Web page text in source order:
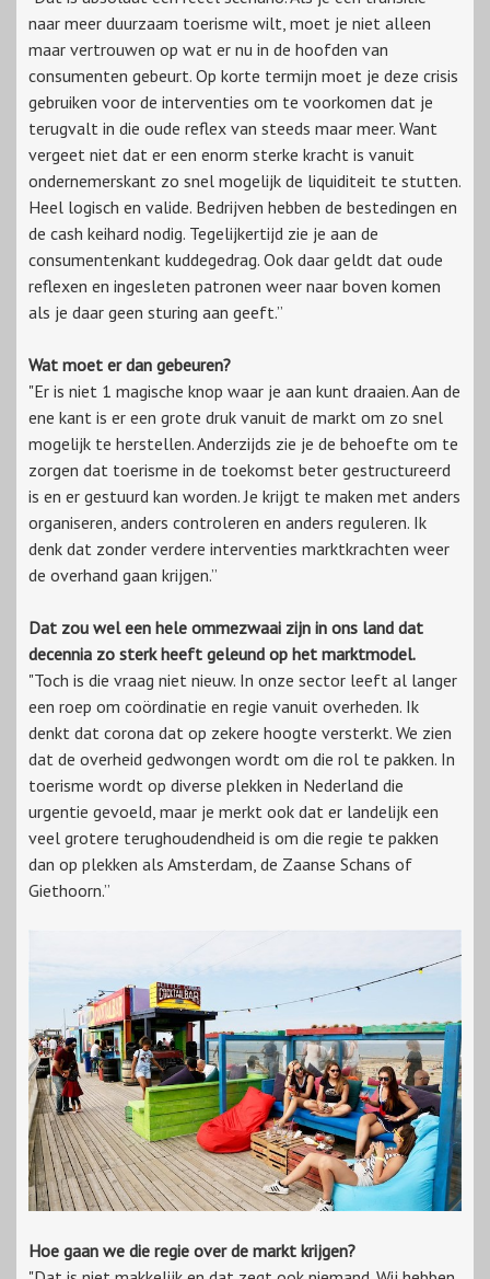
naar meer duurzaam toerisme wilt, moet je niet alleen
maar vertrouwen op wat er nu in de hoofden van
consumenten gebeurt. Op korte termijn moet je deze crisis
gebruiken voor de interventies om te voorkomen dat je
terugvalt in die oude reflex van steeds maar meer. Want
vergeet niet dat er een enorm sterke kracht is vanuit
ondernemerskant zo snel mogelijk de liquiditeit te stutten.
Heel logisch en valide. Bedrijven hebben de bestedingen en
de cash keihard nodig. Tegelijkertijd zie je aan de
consumentenkant kuddegedrag. Ook daar geldt dat oude
reflexen en ingesleten patronen weer naar boven komen
als je daar geen sturing aan geeft.”
Wat moet er dan gebeuren?
"Er is niet 1 magische knop waar je aan kunt draaien. Aan de
ene kant is er een grote druk vanuit de markt om zo snel
mogelijk te herstellen. Anderzijds zie je de behoefte om te
zorgen dat toerisme in de toekomst beter gestructureerd
is en er gestuurd kan worden. Je krijgt te maken met anders
organiseren, anders controleren en anders reguleren. Ik
denk dat zonder verdere interventies marktkrachten weer
de overhand gaan krijgen.”
Dat zou wel een hele ommezwaai zijn in ons land dat
decennia zo sterk heeft geleund op het marktmodel.
"Toch is die vraag niet nieuw. In onze sector leeft al langer
een roep om coördinatie en regie vanuit overheden. Ik
denkt dat corona dat op zekere hoogte versterkt. We zien
dat de overheid gedwongen wordt om die rol te pakken. In
toerisme wordt op diverse plekken in Nederland die
urgentie gevoeld, maar je merkt ook dat er landelijk een
veel grotere terughoudendheid is om die regie te pakken
dan op plekken als Amsterdam, de Zaanse Schans of
Giethoorn.”
Hoe gaan we die regie over de markt krijgen?